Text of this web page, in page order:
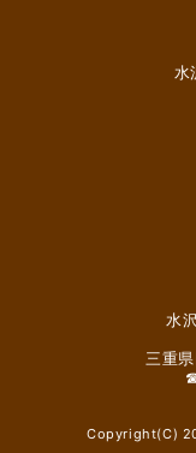
水
水
三重
Copyright(C)